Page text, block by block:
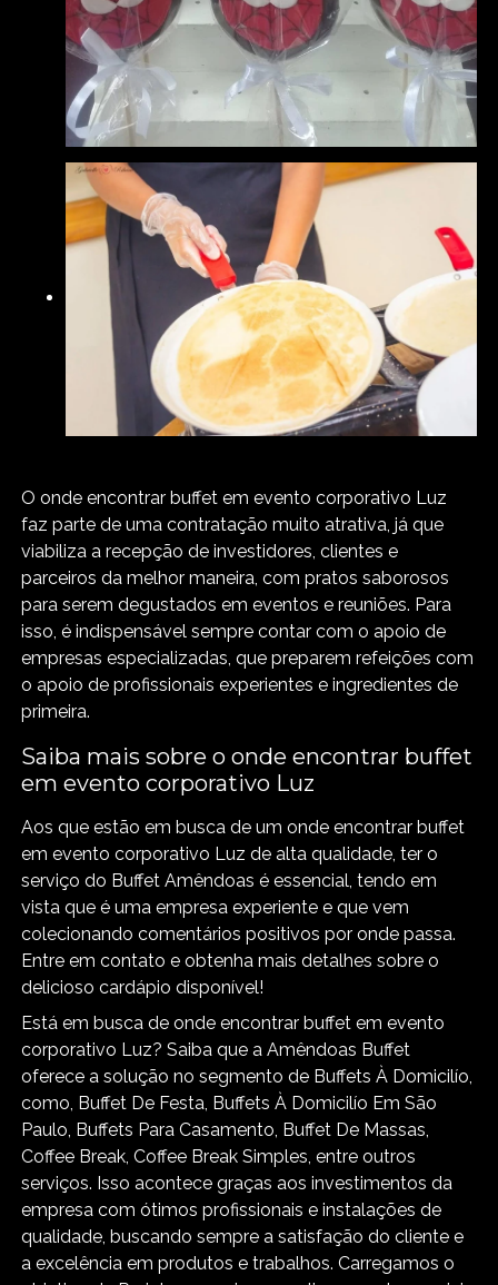
O onde encontrar buffet em evento corporativo Luz
faz parte de uma contratação muito atrativa, já que
viabiliza a recepção de investidores, clientes e
parceiros da melhor maneira, com pratos saborosos
para serem degustados em eventos e reuniões. Para
isso, é indispensável sempre contar com o apoio de
empresas especializadas, que preparem refeições com
o apoio de profissionais experientes e ingredientes de
primeira.
Saiba mais sobre o onde encontrar buffet
em evento corporativo Luz
Aos que estão em busca de um onde encontrar buffet
em evento corporativo Luz de alta qualidade, ter o
serviço do Buffet Amêndoas é essencial, tendo em
vista que é uma empresa experiente e que vem
colecionando comentários positivos por onde passa.
Entre em contato e obtenha mais detalhes sobre o
delicioso cardápio disponível!
Está em busca de onde encontrar buffet em evento
corporativo Luz? Saiba que a Amêndoas Buffet
oferece a solução no segmento de Buffets À Domicilío,
como, Buffet De Festa, Buffets À Domicilío Em São
Paulo, Buffets Para Casamento, Buffet De Massas,
Coffee Break, Coffee Break Simples, entre outros
serviços. Isso acontece graças aos investimentos da
empresa com ótimos profissionais e instalações de
qualidade, buscando sempre a satisfação do cliente e
a excelência em produtos e trabalhos. Carregamos o